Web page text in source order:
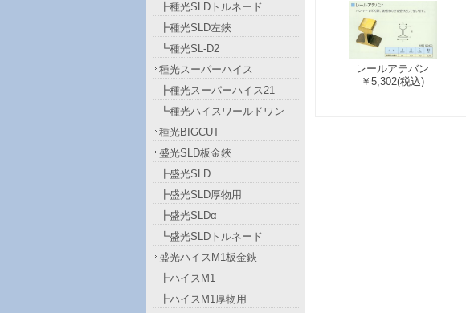
レールアテバン
￥5,302(税込)
┣種光SLDトルネード
┣種光SLD左鋏
┗種光SL-D2
種光スーパーハイス
┣種光スーパーハイス21
┗種光ハイスワールドワン
種光BIGCUT
盛光SLD板金鋏
┣盛光SLD
┣盛光SLD厚物用
┣盛光SLDα
┗盛光SLDトルネード
盛光ハイスM1板金鋏
┣ハイスM1
┣ハイスM1厚物用